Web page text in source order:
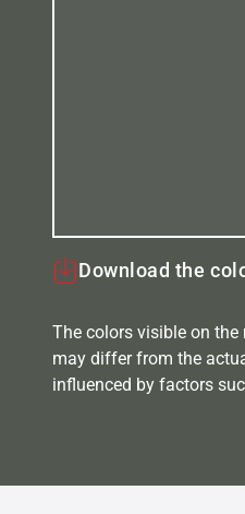
Download the
The colors visible on the
may differ from the
influenced by factors